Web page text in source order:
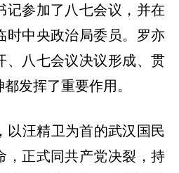
记参加了八七会议，并在
时中央政治局委员。罗亦
、八七会议决议形成、贯
发挥了重要作用。
以汪精卫为首的武汉国民
，正式同共产党决裂，持